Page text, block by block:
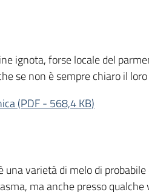
ignota, forse locale del
se non è sempre chiaro il
(PDF-568,4 KB)
una varietà di melo di
ma anche presso qualche